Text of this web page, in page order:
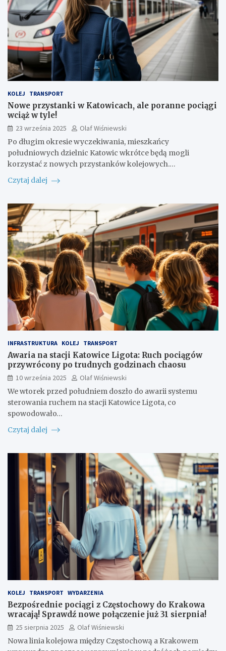
KOLEJ TRANSPORT
Nowe przystanki w Katowicach, ale poranne pociągi
wciąż w tyle!
23 września 2025
Olaf Wiśniewski
Po długim okresie wyczekiwania, mieszkańcy
południowych dzielnic Katowic wkrótce będą mogli
korzystać z nowych przystanków kolejowych.…
Czytaj dalej
INFRASTRUKTURA KOLEJ TRANSPORT
Awaria na stacji Katowice Ligota: Ruch pociągów
przywrócony po trudnych godzinach chaosu
10 września 2025
Olaf Wiśniewski
We wtorek przed południem doszło do awarii systemu
sterowania ruchem na stacji Katowice Ligota, co
spowodowało…
Czytaj dalej
KOLEJ TRANSPORT WYDARZENIA
Bezpośrednie pociągi z Częstochowy do Krakowa
wracają! Sprawdź nowe połączenie już 31 sierpnia!
25 sierpnia 2025
Olaf Wiśniewski
Nowa linia kolejowa między Częstochową a Krakowem